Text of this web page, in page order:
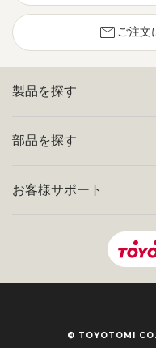
mail ご注文
製品を探す
部品を探す
お客様サポート
© TOYOTOMI